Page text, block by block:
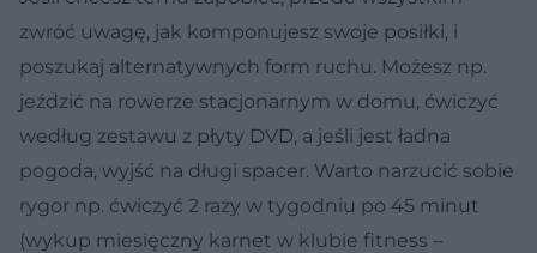
zwróć uwagę, jak komponujesz swoje posiłki, i
poszukaj alternatywnych form ruchu. Możesz np.
jeździć na rowerze stacjonarnym w domu, ćwiczyć
według zestawu z płyty DVD, a jeśli jest ładna
pogoda, wyjść na długi spacer. Warto narzucić sobie
rygor np. ćwiczyć 2 razy w tygodniu po 45 minut
(wykup miesięczny karnet w klubie fitness –